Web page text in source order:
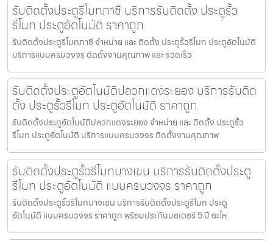
รับติดตั้งประตูรีโมทภาชี บริการรับติดตั้ง ประตูรั้ว
รีโมท ประตูอัตโนมัติ ราคาถูก
รับติดตั้งประตูรีโมทภาชี จำหน่าย และ ติดตั้ง ประตูรั้วรีโมท ประตูอัตโนมัติ
บริการแบบครบวงจร ติดตั้งงานคุณภาพ และ รวดเร็ว
รับติดตั้งประตูอัตโนมัติปลวกแดงระยอง บริการรับติด
ตั้ง ประตูรั้วรีโมท ประตูอัตโนมัติ ราคาถูก
รับติดตั้งประตูอัตโนมัติปลวกแดงระยอง จำหน่าย และ ติดตั้ง ประตูรั้ว
รีโมท ประตูอัตโนมัติ บริการแบบครบวงจร ติดตั้งงานคุณภาพ
รับติดตั้งประตูรั้วรีโมทบางเขน บริการรับติดตั้งประตู
รีโมท ประตูอัตโนมัติ แบบครบวงจร ราคาถูก
รับติดตั้งประตูรั้วรีโมทบางเขน บริการรับติดตั้งประตูรีโมท ประตู
อัตโนมัติ แบบครบวงจร ราคาถูก พร้อมประกันมอเตอร์ 5 ปี อะไห